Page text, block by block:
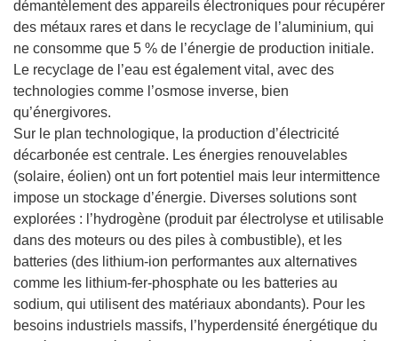
démantèlement des appareils électroniques pour récupérer
des métaux rares et dans le recyclage de l’aluminium, qui
ne consomme que 5 % de l’énergie de production initiale.
Le recyclage de l’eau est également vital, avec des
technologies comme l’osmose inverse, bien
qu’énergivores.
Sur le plan technologique, la production d’électricité
décarbonée est centrale. Les énergies renouvelables
(solaire, éolien) ont un fort potentiel mais leur intermittence
impose un stockage d’énergie. Diverses solutions sont
explorées : l’hydrogène (produit par électrolyse et utilisable
dans des moteurs ou des piles à combustible), et les
batteries (des lithium-ion performantes aux alternatives
comme les lithium-fer-phosphate ou les batteries au
sodium, qui utilisent des matériaux abondants). Pour les
besoins industriels massifs, l’hyperdensité énergétique du